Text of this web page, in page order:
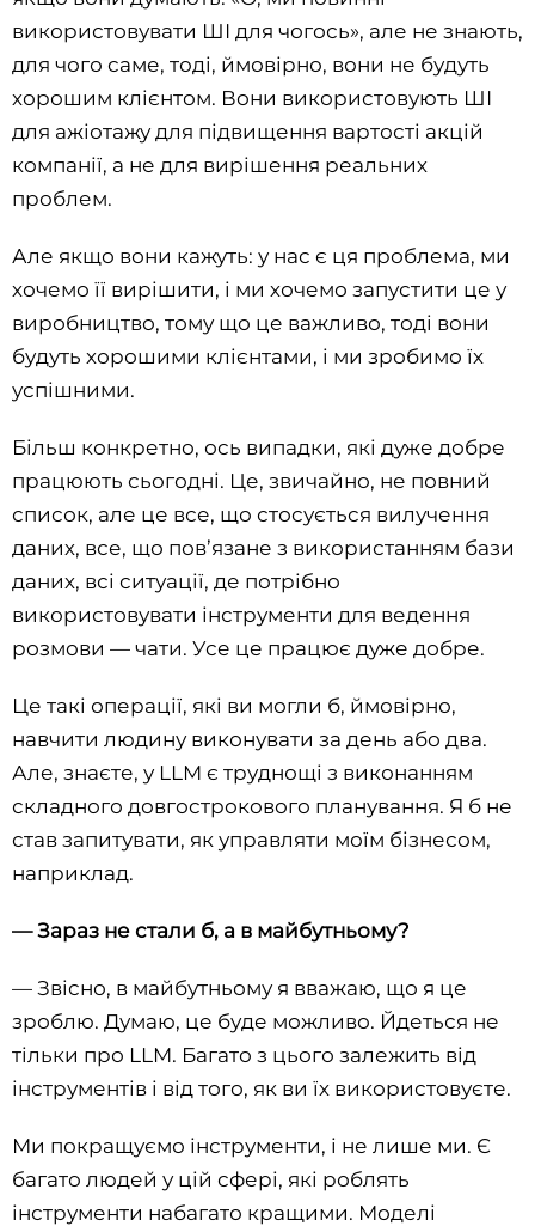
використовувати ШІ для чогось», але не знають,
для чого саме, тоді, ймовірно, вони не будуть
хорошим клієнтом. Вони використовують ШІ
для ажіотажу для підвищення вартості акцій
компанії, а не для вирішення реальних
проблем.
Але якщо вони кажуть: у нас є ця проблема, ми
хочемо її вирішити, і ми хочемо запустити це у
виробництво, тому що це важливо, тоді вони
будуть хорошими клієнтами, і ми зробимо їх
успішними.
Більш конкретно, ось випадки, які дуже добре
працюють сьогодні. Це, звичайно, не повний
список, але це все, що стосується вилучення
даних, все, що пов’язане з використанням бази
даних, всі ситуації, де потрібно
використовувати інструменти для ведення
розмови — чати. Усе це працює дуже добре.
Це такі операції, які ви могли б, ймовірно,
навчити людину виконувати за день або два.
Але, знаєте, у LLM є труднощі з виконанням
складного довгострокового планування. Я б не
став запитувати, як управляти моїм бізнесом,
наприклад.
— Зараз не стали б, а в майбутньому?
— Звісно, в майбутньому я вважаю, що я це
зроблю. Думаю, це буде можливо. Йдеться не
тільки про LLM. Багато з цього залежить від
інструментів і від того, як ви їх використовуєте.
Ми покращуємо інструменти, і не лише ми. Є
багато людей у цій сфері, які роблять
інструменти набагато кращими. Моделі